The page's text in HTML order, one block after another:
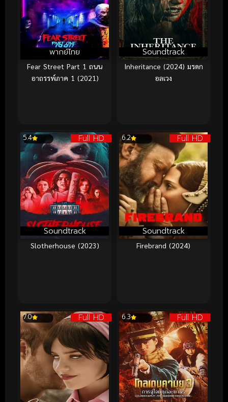
พากย์ไทย
Fear Street Part 1 ถนน
อาถรรพ์ภาค 1 (2021)
Soundtrack
Inheritance (2024) มรดก
อลเวง
Full HD
Soundtrack
5.4
Slotherhouse (2023)
Full HD
Soundtrack
6.2
Firebrand (2024)
Full HD
7.0 Full HD
6.3